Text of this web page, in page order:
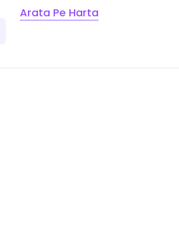
Arata Pe Harta